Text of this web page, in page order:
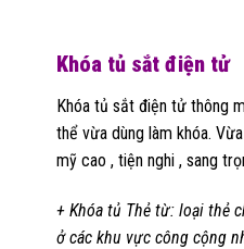
Khóa tủ sắt điện tử
Khóa tủ sắt điện tử thông
thể vừa dùng làm khóa.
mỹ cao , tiện nghi , sang
+ Khóa tủ Thẻ từ: loại thẻ
ở các khu vực công cộng